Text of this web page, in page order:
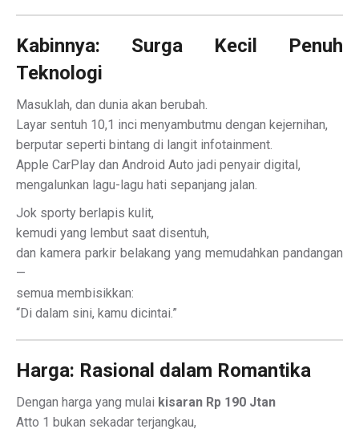
Kabinnya: Surga Kecil Penuh
Teknologi
Masuklah, dan dunia akan berubah.
Layar sentuh 10,1 inci menyambutmu dengan kejernihan,
berputar seperti bintang di langit infotainment.
Apple CarPlay dan Android Auto jadi penyair digital,
mengalunkan lagu-lagu hati sepanjang jalan.
Jok sporty berlapis kulit,
kemudi yang lembut saat disentuh,
dan kamera parkir belakang yang memudahkan pandangan
—
semua membisikkan:
“Di dalam sini, kamu dicintai.”
Harga: Rasional dalam Romantika
Dengan harga yang mulai kisaran Rp 190 Jtan
Atto 1 bukan sekadar terjangkau,